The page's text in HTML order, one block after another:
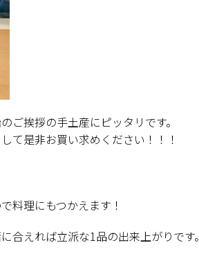
ご挨拶の手土産にピッタリです。
て是非お買い求めください！！！
料理にもつかえます！
合えれば立派な1品の出来上がりです。